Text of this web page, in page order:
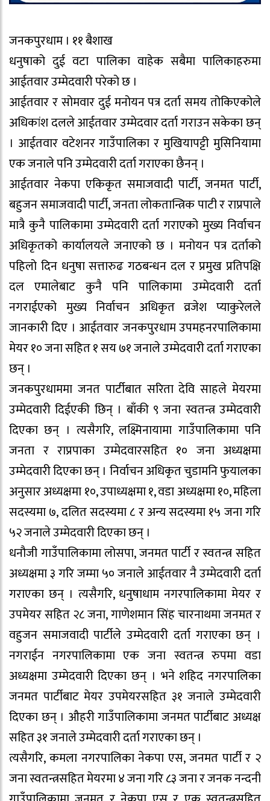
जनकपुरधाम । ११ बैशाख
धनुषाको दुई वटा पालिका वाहेक सबैमा पालिकाहरुमा
आईतवार उम्मेदवारी परेको छ ।
आईतवार र सोमवार दुई मनोयन पत्र दर्ता समय तोकिएकोले
अधिकांश दलले आईतवार उम्मेदवार दर्ता गराउन सकेका छन्
। आईतवार वटेशनर गाउँपालिका र मुखियापट्टी मुसिनियामा
एक जनाले पनि उम्मेदवारी दर्ता गराएका छैनन् ।
आईतवार नेकपा एकिकृत समाजवादी पार्टी, जनमत पार्टी,
बहुजन समाजवादी पार्टी, जनता लोकतान्त्रिक पाटी र राप्रपाले
मात्रै कुनै पालिकामा उम्मेदवारी दर्ता गराएको मुख्य निर्वाचन
अधिकृतको कार्यालयले जनाएको छ । मनोयन पत्र दर्ताको
पहिलो दिन धनुषा सत्तारुढ गठबन्धन दल र प्रमुख प्रतिपक्षि
दल एमालेबाट कुनै पनि पालिकामा उम्मेदवारी दर्ता
नगराईएको मुख्य निर्वाचन अधिकृत व्रजेश प्याकुरेलले
जानकारी दिए । आईतवार जनकपुरधाम उपमहनरपालिकामा
मेयर १० जना सहित १ सय ७१ जनाले उम्मेदवारी दर्ता गराएका
छन् ।
जनकपुरधाममा जनत पार्टीबात सरिता देवि साहले मेयरमा
उम्मेदवारी दिईएकी छिन् । बाँकी ९ जना स्वतन्त्र उम्मेदवारी
दिएका छन् । त्यसैगरि, लक्ष्मिनायामा गाउँपालिकामा पनि
जनता र राप्रपाका उम्मेदवारसहित १० जना अध्यक्षमा
उम्मेदवारी दिएका छन् । निर्वाचन अधिकृत चुडामनि फुयालका
अनुसार अध्यक्षमा १०, उपाध्यक्षमा १, वडा अध्यक्षमा १०, महिला
सदस्यमा ७, दलित सदस्यमा ८ र अन्य सदस्यमा १५ जना गरि
५२ जनाले उम्मेदवारी दिएका छन् ।
धनौजी गाउँपालिकामा लोसपा, जनमत पार्टी र स्वतन्त्र सहित
अध्यक्षमा ३ गरि जम्मा ५० जनाले आईतवार नै उम्मेदवारी दर्ता
गराएका छन् । त्यसैगरि, धनुषाधाम नगरपालिकामा मेयर र
उपमेयर सहित २८ जना, गाणेशमान सिंह चारनाथमा जनमत र
वहुजन समाजवादी पार्टीले उम्मेदवारी दर्ता गराएका छन् ।
नगराईन नगरपालिकामा एक जना स्वतन्त्र रुपमा वडा
अध्यक्षमा उम्मेदवारी दिएका छन् । भने शहिद नगरपालिका
जनमत पार्टीबाट मेयर उपमेयरसहित ३१ जनाले उम्मेदवारी
दिएका छन् । औहरी गाउँपालिकामा जनमत पार्टीबाट अध्यक्ष
सहित ३१ जनाले उम्मेदवारी दर्ता गराएका छन् ।
त्यसैगरि, कमला नगरपालिका नेकपा एस, जनमत पार्टी र २
जना स्वतन्त्रसहित मेयरमा ४ जना गरि ८३ जना र जनक नन्दनी